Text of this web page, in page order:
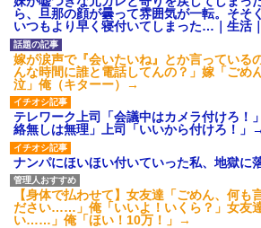
募集がこちらｗｗｗｗｗ(※画像
あり)
【ネット騒然】惨殺されたタ
ワマン頂き女子のこの動画、す
げえええええｗｗｗｗｗｗｗｗ
ｗｗｗ
【愕然】白のクラウン俺氏、
高速道路左車線を制限速度で走
った結果wwwwwwwwwwww
百年の恋12-899 食べた量を
張り合ってくる
【悲報】佐藤輝明・・・２軍
でも盛大にやらかす←あまり悲
しませないでくれ
ら、旦那の顔が曇って雰囲気が一転。そそ
いつもより早く寝付いてしまった…｜生活
嫁が涙声で『会いたいね』とか言っている
んな時間に誰と電話してんの？」嫁「ごめ
泣」俺（キターー）→
テレワーク上司「会議中はカメラ付けろ！
絡無しは無理」上司「いいから付けろ！」→
ナンパにほいほい付いていった私、地獄に
【身体で払わせて】女友達「ごめん、何も
ださい……」俺「いいよ！いくら？」女友
い……」俺「ほい！10万！」→